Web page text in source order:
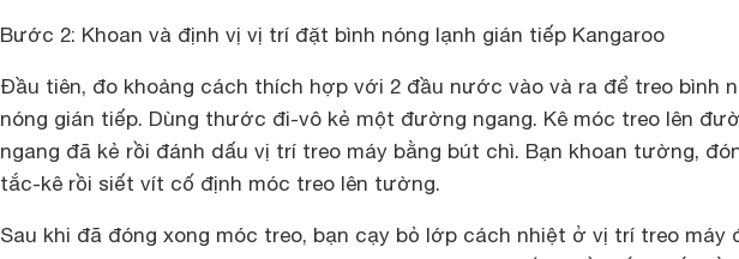
Bước 2: Khoan và định vị vị trí đặt bình nóng lạnh gián tiếp Kangaroo
Đầu tiên, đo khoảng cách thích hợp với 2 đầu nước vào và ra để treo bình
nóng gián tiếp. Dùng thước đi-vô kẻ một đường ngang. Kê móc treo lên
ngang đã kẻ rồi đánh dấu vị trí treo máy bằng bút chì. Bạn khoan tường,
tắc-kê rồi siết vít cố định móc treo lên tường.
Sau khi đã đóng xong móc treo, bạn cạy bỏ lớp cách nhiệt ở vị trí treo máy